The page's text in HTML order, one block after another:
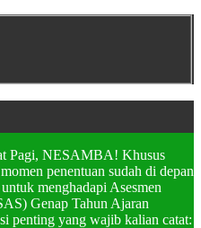
Pagi, NESAMBA! Khusus
penentuan sudah di depan
menghadapi Asesmen
Genap Tahun Ajaran
penting yang wajib kalian catat: